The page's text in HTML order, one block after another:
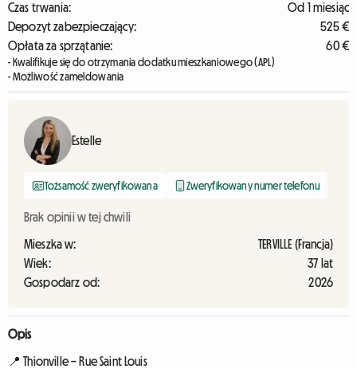
Czas trwania:
Od 1 miesiąc
Depozyt zabezpieczający:
525 €
Opłata za sprzątanie:
60 €
- Kwalifikuje się do otrzymania dodatku mieszkaniowego (APL)
- Możliwość zameldowania
Estelle
Tożsamość zweryfikowana Zweryfikowany numer telefonu
Brak opinii w tej chwili
Mieszka w:
TERVILLE (Francja)
Wiek:
37 lat
Gospodarz od:
2026
Opis
📍 Thionville – Rue Saint Louis